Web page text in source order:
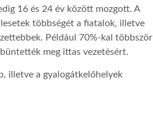
16 és 24 év között mozgott. A
többségét a fiatalok, illetve
Például 70%-kal többször
meg ittas vezetésért.
illetve a gyalogátkelőhelyek